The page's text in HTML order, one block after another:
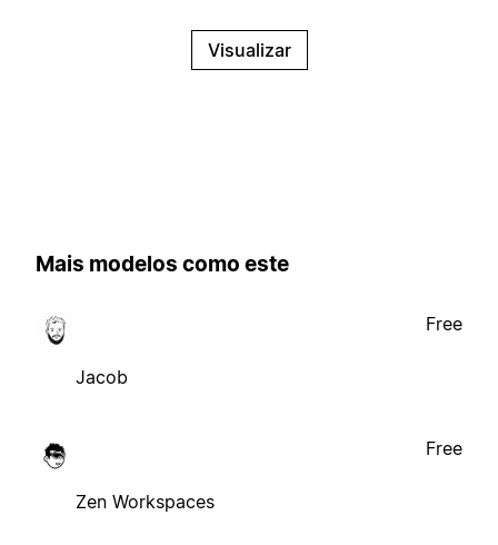
Visualizar
Mais modelos como este
Jacob
Free
Zen Workspaces
Free